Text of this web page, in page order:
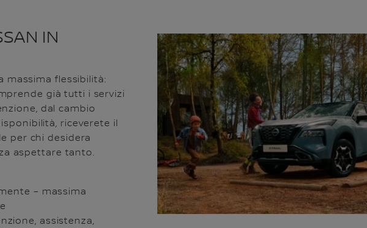
IN
massima flessibilità:
già tutti i servizi
dal cambio
riceverete il
per chi desidera
aspettare tanto.
– massima
assistenza,